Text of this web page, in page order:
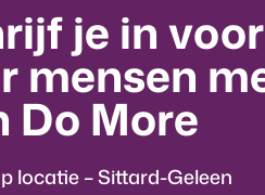
je in
mensen
Do More
locatie – Sittard-Geleen